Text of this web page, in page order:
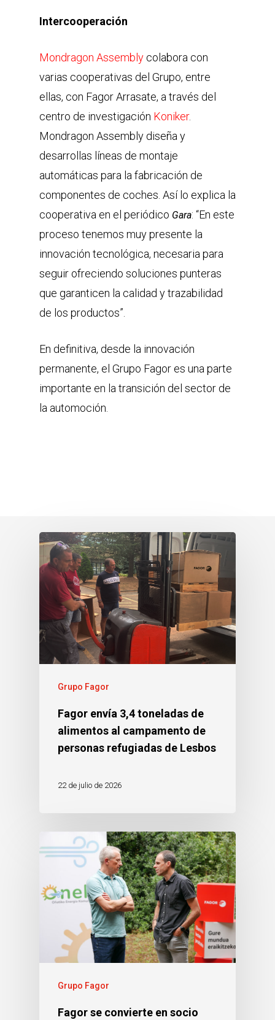
Intercooperación
Mondragon Assembly colabora con
varias cooperativas del Grupo, entre
ellas, con Fagor Arrasate, a través del
centro de investigación Koniker.
Mondragon Assembly diseña y
desarrollas líneas de montaje
automáticas para la fabricación de
componentes de coches. Así lo explica la
cooperativa en el periódico Gara: “En este
proceso tenemos muy presente la
innovación tecnológica, necesaria para
seguir ofreciendo soluciones punteras
que garanticen la calidad y trazabilidad
de los productos”.
En definitiva, desde la innovación
permanente, el Grupo Fagor es una parte
importante en la transición del sector de
la automoción.
Grupo Fagor
Fagor envía 3,4 toneladas de
alimentos al campamento de
personas refugiadas de Lesbos
22 de julio de 2026
Grupo Fagor
Fagor se convierte en socio